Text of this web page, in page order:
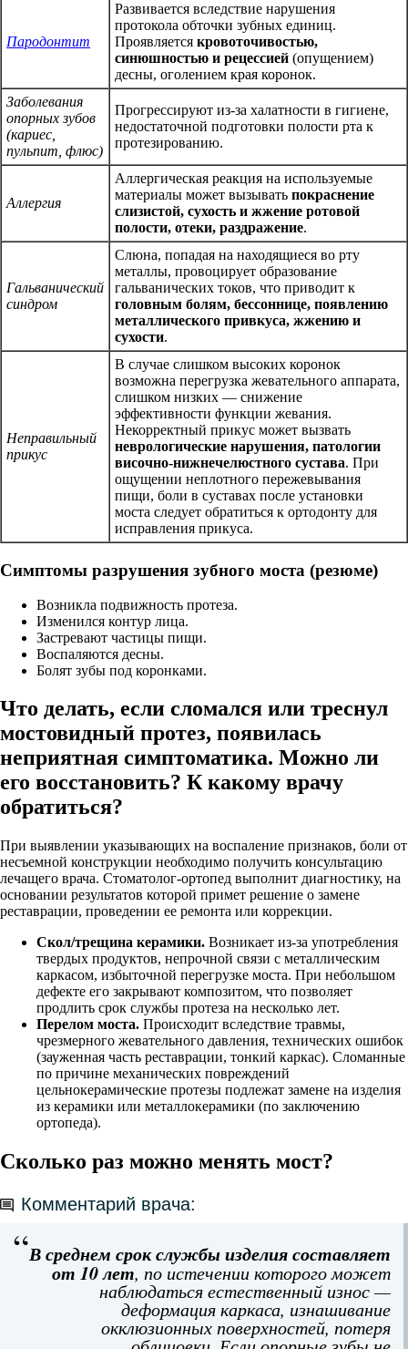
Пародонтит
Развивается вследствие нарушения
протокола обточки зубных единиц.
Проявляется кровоточивостью,
синюшностью и рецессией (опущением)
десны, оголением края коронок.
Заболевания
опорных зубов
(кариес,
пульпит, флюс)
Прогрессируют из-за халатности в гигиене,
недостаточной подготовки полости рта к
протезированию.
Аллергия
Аллергическая реакция на используемые
материалы может вызывать покраснение
слизистой, сухость и жжение ротовой
полости, отеки, раздражение.
Гальванический
синдром
Слюна, попадая на находящиеся во рту
металлы, провоцирует образование
гальванических токов, что приводит к
головным болям, бессоннице, появлению
металлического привкуса, жжению и
сухости.
Неправильный
прикус
В случае слишком высоких коронок
возможна перегрузка жевательного аппарата,
слишком низких — снижение
эффективности функции жевания.
Некорректный прикус может вызвать
неврологические нарушения, патологии
височно-нижнечелюстного сустава. При
ощущении неплотного пережевывания
пищи, боли в суставах после установки
моста следует обратиться к ортодонту для
исправления прикуса.
Симптомы разрушения зубного моста (резюме)
Возникла подвижность протеза.
Изменился контур лица.
Застревают частицы пищи.
Воспаляются десны.
Болят зубы под коронками.
Что делать, если сломался или треснул
мостовидный протез, появилась
неприятная симптоматика. Можно ли
его восстановить? К какому врачу
обратиться?
При выявлении указывающих на воспаление признаков, боли от
несъемной конструкции необходимо получить консультацию
лечащего врача. Стоматолог-ортопед выполнит диагностику, на
основании результатов которой примет решение о замене
реставрации, проведении ее ремонта или коррекции.
Скол/трещина керамики. Возникает из-за употребления
твердых продуктов, непрочной связи с металлическим
каркасом, избыточной перегрузке моста. При небольшом
дефекте его закрывают композитом, что позволяет
продлить срок службы протеза на несколько лет.
Перелом моста. Происходит вследствие травмы,
чрезмерного жевательного давления, технических ошибок
(зауженная часть реставрации, тонкий каркас). Сломанные
по причине механических повреждений
цельнокерамические протезы подлежат замене на изделия
из керамики или металлокерамики (по заключению
ортопеда).
Сколько раз можно менять мост?
Комментарий врача:
В среднем срок службы изделия составляет
от 10 лет, по истечении которого может
наблюдаться естественный износ —
деформация каркаса, изнашивание
окклюзионных поверхностей, потеря